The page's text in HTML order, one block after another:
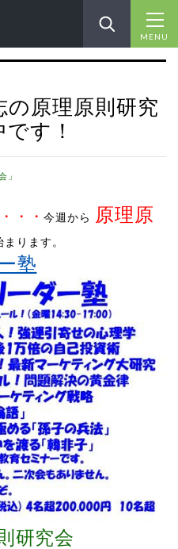
MENU
原理原則研究
す！
」
・・・今週から
原理原
まります。
塾
研究会